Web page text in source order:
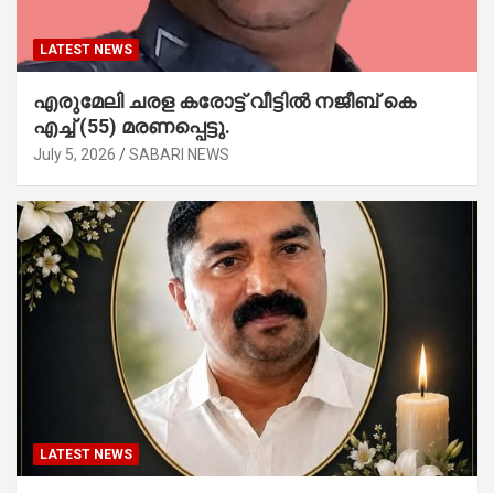
LATEST NEWS
എരുമേലി ചരള കരോട്ട് വീട്ടിൽ നജീബ് കെ
എച്ച് (55) മരണപ്പെട്ടു.
July 5, 2026 SABARI NEWS
LATEST NEWS